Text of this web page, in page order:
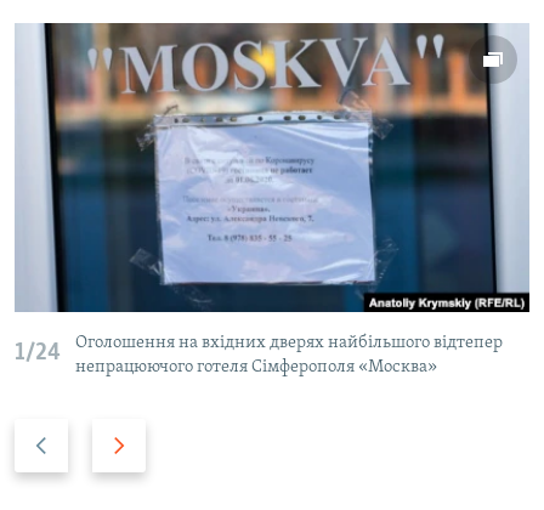
1/24
Оголошення на вхідних дверях найбільшого відтепер
непрацюючого готеля Сімферополя «Москва»